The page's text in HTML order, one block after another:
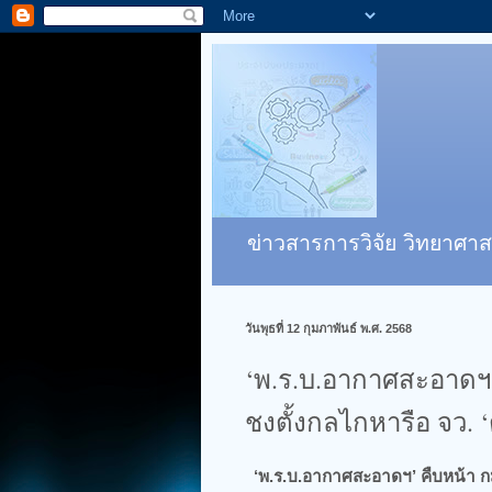
ข่าวสารการวิจัย วิทยาศ
วันพุธที่ 12 กุมภาพันธ์ พ.ศ. 2568
‘พ.ร.บ.อากาศสะอา
ชงตั้งกลไกหารือ จว.
‘พ.ร.บ.อากาศสะอาดฯ’ คืบหน้า​